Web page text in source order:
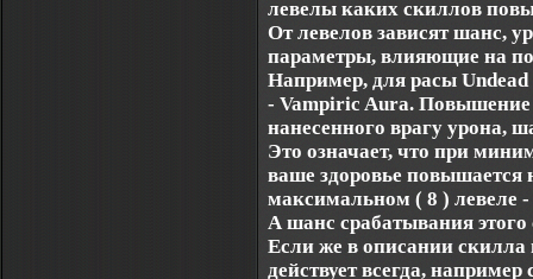
левелы каких скиллов
От левелов зависят шанс,
параметры, влияющие на
Например, для расы Undead
- Vampiric Aura. Повышение
нанесенного врагу урона,
Это означает, что при
ваше здоровье повышается
максимальном ( 8 ) левеле
А шанс срабатывания этого
Если же в описании скилла
действует всегда,